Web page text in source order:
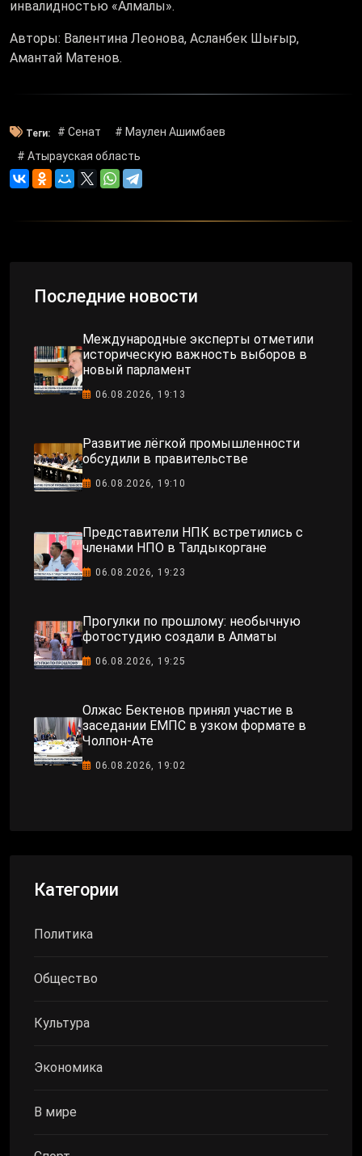
инвалидностью «Алмалы».
Авторы: Валентина Леонова, Асланбек Шығыр,
Амантай Матенов.
Теги: # Сенат
# Маулен Ашимбаев
# Атырауская область
Последние новости
Международные эксперты отметили
историческую важность выборов в
новый парламент
06.08.2026, 19:13
Развитие лёгкой промышленности
обсудили в правительстве
06.08.2026, 19:10
Представители НПК встретились с
членами НПО в Талдыкоргане
06.08.2026, 19:23
Прогулки по прошлому: необычную
фотостудию создали в Алматы
06.08.2026, 19:25
Олжас Бектенов принял участие в
заседании ЕМПС в узком формате в
Чолпон-Ате
06.08.2026, 19:02
Категории
Политика
Общество
Культура
Экономика
В мире